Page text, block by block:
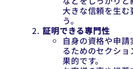
大きな信頼を生む
う。
証明できる専門性
自身の資格や申
るためのセクシ
果的です。